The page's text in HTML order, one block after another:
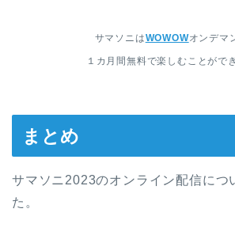
サマソニはWOWOWオンデマ
１カ月間無料で楽しむことがで
まとめ
サマソニ2023のオンライン配信につ
た。